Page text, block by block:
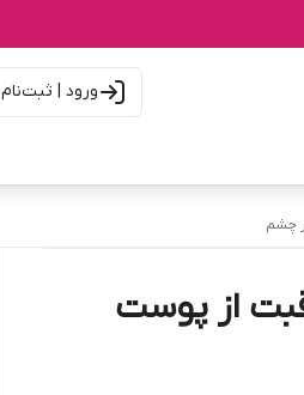
ورود | ثبت‌نام
چشم
از پوست